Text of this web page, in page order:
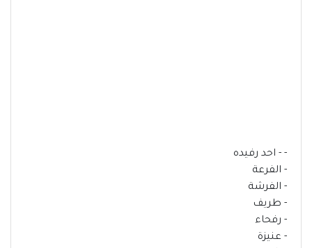
- - احد رفيده
- الفرعة
- الفرشة
- طريف
- رفحاء
- عنيزة